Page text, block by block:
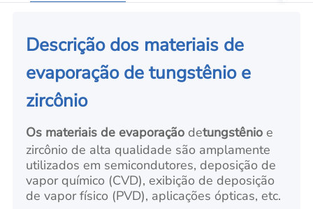
Descrição dos materiais de
evaporação de tungstênio e
zircônio
Os materiais de evaporação detungstênio e
zircônio de alta qualidade são amplamente
utilizados em semicondutores, deposição de
vapor químico (CVD), exibição de deposição
de vapor físico (PVD), aplicações ópticas, etc.